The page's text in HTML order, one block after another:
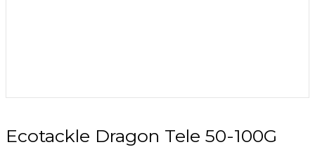
Ecotackle Dragon Tele 50-100G